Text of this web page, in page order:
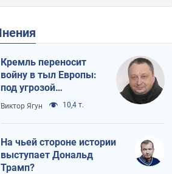
Мнения
Кремль переносит
войну в тыл Европы:
под угрозой
критическая
логистика
Виктор Ягун 10,4 т.
На чьей стороне истории
выступает Дональд
Трамп?